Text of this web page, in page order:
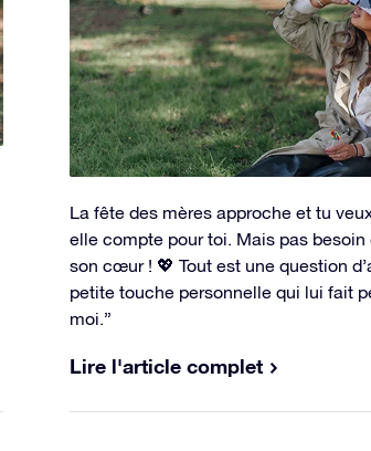
La fête des mères approche et tu
elle compte pour toi. Mais pas
son cœur ! 💖 Tout est une question
petite touche personnelle qui lui fait
moi.”
Lire l'article complet